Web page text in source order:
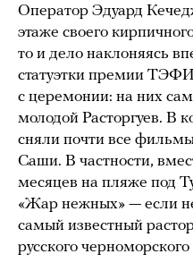
Оператор Эдуард
этаже своего
то и дело наклоняясь
статуэтки премии
с церемонии: на них
молодой Расторгуев. В
сняли почти все
Саши. В частности,
месяцев на пляже под
«Жар нежных» — если
самый известный
русского